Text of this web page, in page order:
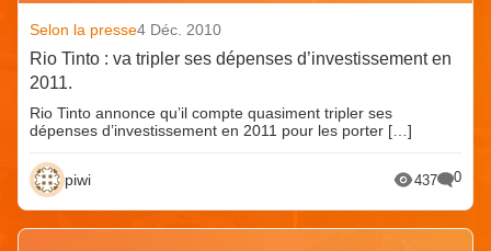
Selon la presse4 Déc. 2010
Rio Tinto : va tripler ses dépenses d’investissement en
2011.
Rio Tinto annonce qu’il compte quasiment tripler ses
dépenses d’investissement en 2011 pour les porter […]
piwi 437 0